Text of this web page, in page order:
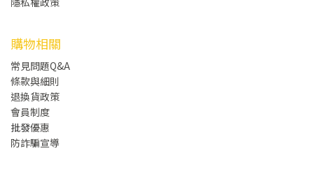
購物相關
常見問題Q&A
條款與細則
退換貨政策
會員制度
批發優惠
防詐騙宣導